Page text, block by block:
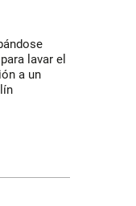
lavar el
a un